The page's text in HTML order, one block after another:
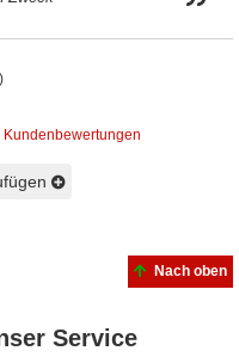
Kundenbewertungen
Nach oben
Service